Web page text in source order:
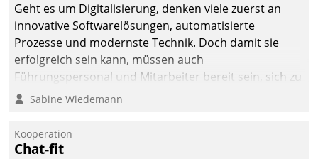
Geht es um Digitalisierung, denken viele zuerst an
innovative Softwarelösungen, automatisierte
Prozesse und modernste Technik. Doch damit sie
erfolgreich sein kann, müssen auch
Führungspersonal und Mitarbeiter bereit sein, sich zu
verändern und anzupassen, sonst werden sie an ihr
Sabine Wiedemann
Kooperation
Chat-fit